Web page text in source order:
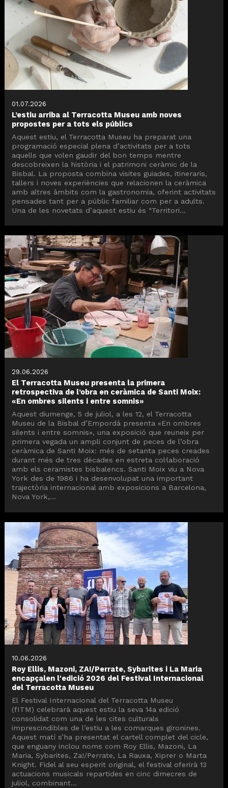
01.07.2026
L’estiu arriba al Terracotta Museu amb noves
propostes per a tots els públics
Aquest estiu, el Terracotta Museu ha preparat una
programació especial plena d’activitats per a tots
aquells que volen gaudir del bon temps mentre
descobreixen la història i el patrimoni ceràmic de la
Bisbal. La proposta combina visites guiades, itineraris,
tallers i noves experiències que relacionen la ceràmica
amb altres àmbits com la gastronomia, oferint activitats
pensades tant per a públic familiar com per a adults.
Una de les novetats d’aquest estiu és “Territori...
29.06.2026
El Terracotta Museu presenta la primera
retrospectiva de l’obra en ceràmica de Santi Moix:
«En ombres silents i entre somnis»
Aquest diumenge, 5 de juliol, a les 12, el Terracotta
Museu de la Bisbal d’Empordà presenta «En ombres
silents i entre somnis», una exposició que reuneix per
primera vegada un ampli conjunt de peces de l’obra
ceràmica de Santi Moix: més de setanta peces creades
durant més de tres dècades en estreta col·laboració
amb els ceramistes bisbalencs. Santi Moix viu a Nova
York des de 1986 i ha desenvolupat una important
trajectòria internacional amb exposicions a Barcelona,
Nova York,...
10.06.2026
Roy Ellis, Mazoni, ZA!/Perrate, Sybarites i La Maria
encapçalen l'edició 2026 del Festival Internacional
del Terracotta Museu
El Festival Internacional del Terracotta Museu
(fITM) celebrarà aquest estiu la seva 14a edició
consolidat com una de les cites culturals
imprescindibles de l’estiu a les comarques gironines.
Aquest matí s’ha presentat el cartell complet del cicle,
que enguany inclou noms com Roy Ellis, Mazoni, La
Maria, Sybarites, Za!/Perrate, La Rauxa, Xiprer o Marta
Knight. Fidel al seu esperit original, el festival oferirà 13
actuacions musicals repartides en cinc dimecres de
juliol, combinant...